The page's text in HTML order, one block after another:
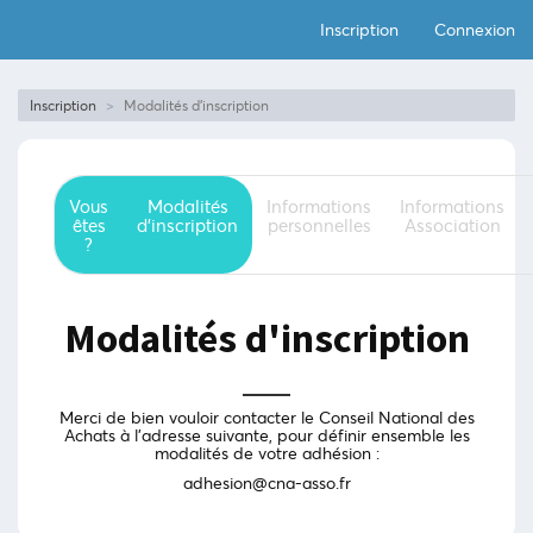
Inscription Connexion
Inscription Modalités d'inscription
Vous
êtes
?
Modalités
d'inscription
Informations
personnelles
Informations
Association
Modalités d'inscription
Merci de bien vouloir contacter le Conseil National des
Achats à l’adresse suivante, pour définir ensemble les
modalités de votre adhésion :
adhesion@cna-asso.fr